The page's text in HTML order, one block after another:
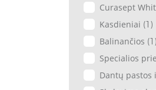
Curasept
Kasdieniai (1)
Balinančios (1)
Specialios
Dantų pastos